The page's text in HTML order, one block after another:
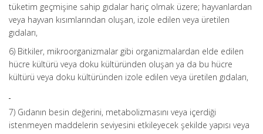
tüketim geçmişine sahip gıdalar hariç olmak üzere; hayvanlardan
veya hayvan kısımlarından oluşan, izole edilen veya üretilen
gıdaları,
6) Bitkiler, mikroorganizmalar gibi organizmalardan elde edilen
hücre kültürü veya doku kültüründen oluşan ya da bu hücre
kültürü veya doku kültüründen izole edilen veya üretilen gıdaları,
7) Gıdanın besin değerini, metabolizmasını veya içerdiği
istenmeyen maddelerin seviyesini etkileyecek şekilde yapısı veya